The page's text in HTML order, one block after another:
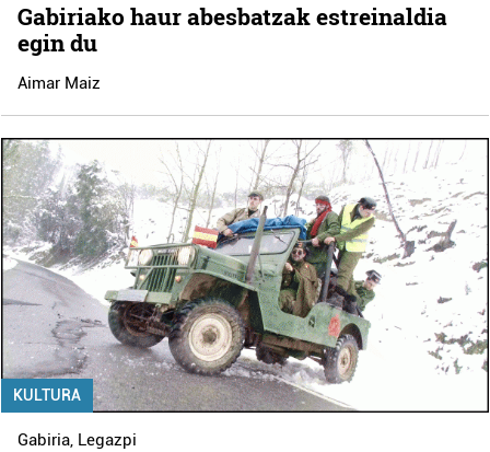
Gabiriako haur abesbatzak estreinaldia
egin du
Aimar Maiz
KULTURA
Gabiria, Legazpi